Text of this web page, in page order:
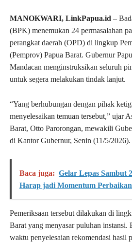
MANOKWARI, LinkPapua.id –
(BPK) menemukan 24 permasalahan
perangkat daerah (OPD) di lingkup
(Pemprov) Papua Barat. Gubernur
Mandacan menginstruksikan seluruh
untuk segera melakukan tindak lanjut.
“Yang berhubungan dengan pihak
menyelesaikan temuan tersebut,” ujar
Barat, Otto Parorongan, mewakili
di Kantor Gubernur, Senin (11/5/2026).
Baca juga: Gelar Lepas Sambut
Harap jadi Momentum
Pemeriksaan tersebut dilakukan di
Barat yang menyasar puluhan instansi.
waktu penyelesaian rekomendasi hasil